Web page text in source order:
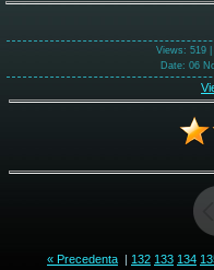
Views: 519 |
Date: 06
« Precedenta | 132 133 134